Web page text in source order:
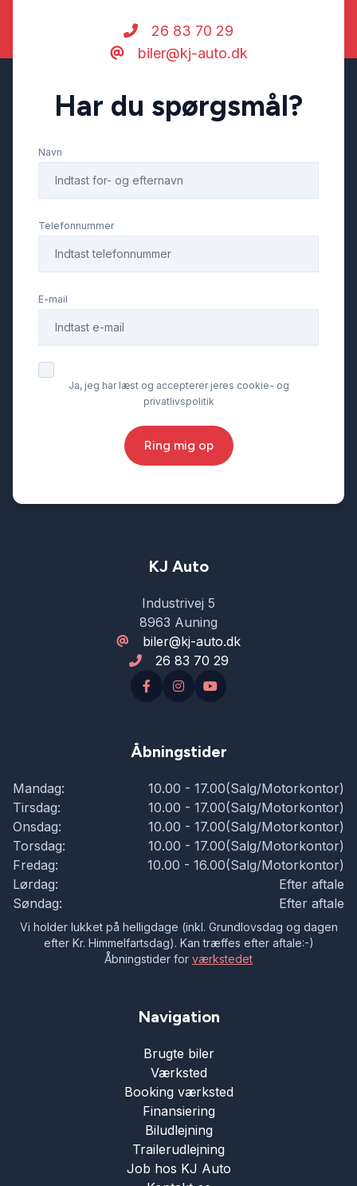
26 83 70 29
biler@kj-auto.dk
Har du spørgsmål?
Navn
Telefonnummer
E-mail
Ja, jeg har læst og accepterer jeres cookie- og
privatlivspolitik
Ring mig op
KJ Auto
Industrivej 5
8963 Auning
biler@kj-auto.dk
26 83 70 29
Åbningstider
Mandag:
10.00 - 17.00(Salg/Motorkontor)
Tirsdag:
10.00 - 17.00(Salg/Motorkontor)
Onsdag:
10.00 - 17.00(Salg/Motorkontor)
Torsdag:
10.00 - 17.00(Salg/Motorkontor)
Fredag:
10.00 - 16.00(Salg/Motorkontor)
Lørdag:
Efter aftale
Søndag:
Efter aftale
Vi holder lukket på helligdage (inkl. Grundlovsdag og dagen
efter Kr. Himmelfartsdag). Kan træffes efter aftale:-)
Åbningstider for værkstedet
Navigation
Brugte biler
Værksted
Booking værksted
Finansiering
Biludlejning
Trailerudlejning
Job hos KJ Auto